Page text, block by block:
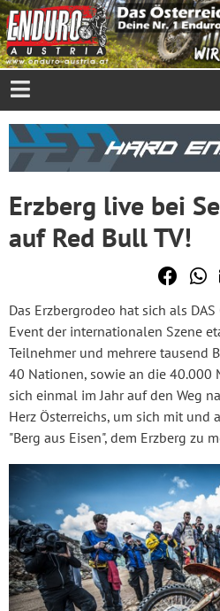
Erzberg live bei
auf Red Bull TV!
Das Erzbergrodeo hat sich als
Event der internationalen Szene
Teilnehmer und mehrere tausend
40 Nationen, sowie an die 40.000
sich einmal im Jahr auf den Weg
Herz Österreichs, um sich mit und
"Berg aus Eisen", dem Erzberg zu